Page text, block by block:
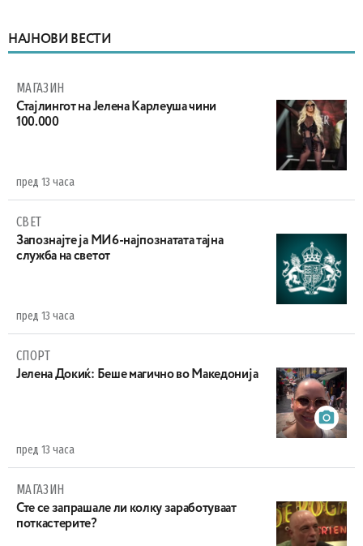
НАЈНОВИ ВЕСТИ
МАГАЗИН
Стајлингот на Јелена Карлеуша чини
100.000
пред 13 часа
СВЕТ
Запознајте ја МИ6-најпознатата тајна
служба на светот
пред 13 часа
СПОРТ
Јелена Докиќ: Беше магично во Македонија
пред 13 часа
МАГАЗИН
Сте се запрашале ли колку заработуваат
поткастерите?